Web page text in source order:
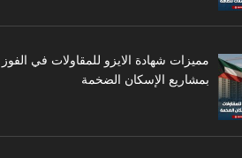
مميزات شهادة الايزو للمقاولات في الفوز
بمشاريع الإسكان الضخمة